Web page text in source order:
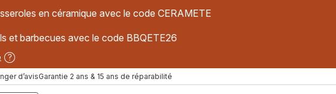
en céramique avec le code CERAMETE
et barbecues avec le code BBQETE26
d’avisGarantie 2 ans & 15 ans de réparabilité